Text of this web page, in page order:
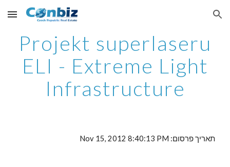
Skip to main content Skip to navigation
Projekt superlaseru
ELI - Extreme Light
Infrastructure
תאריך פרסום: Nov 15, 2012 8:40:13 PM